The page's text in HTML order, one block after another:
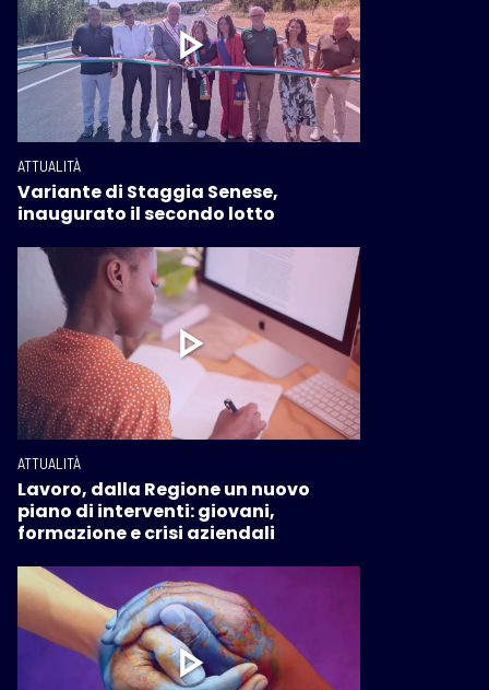
ATTUALITÀ
Variante di Staggia Senese,
inaugurato il secondo lotto
ATTUALITÀ
Lavoro, dalla Regione un nuovo
piano di interventi: giovani,
formazione e crisi aziendali